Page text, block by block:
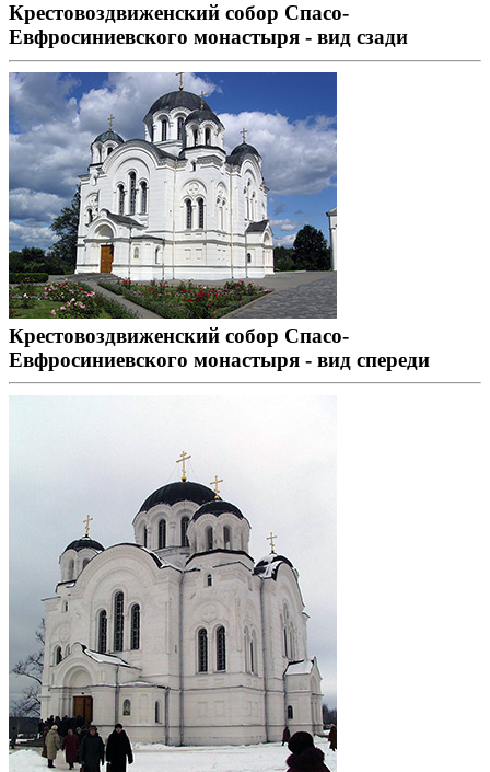
Крестовоздвиженский собор Спасо-
Евфросиниевского монастыря - вид сзади
Крестовоздвиженский собор Спасо-
Евфросиниевского монастыря - вид спереди